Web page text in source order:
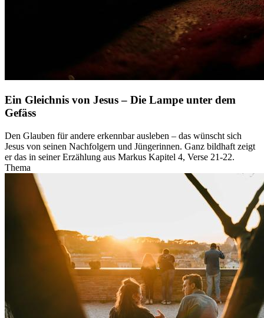
Ein Gleichnis von Jesus – Die Lampe unter dem
Gefäss
Den Glauben für andere erkennbar ausleben – das wünscht sich
Jesus von seinen Nachfolgern und Jüngerinnen. Ganz bildhaft zeigt
er das in seiner Erzählung aus Markus Kapitel 4, Verse 21-22.
Thema